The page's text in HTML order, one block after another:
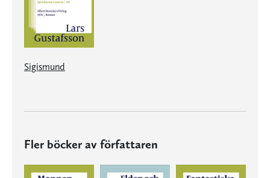
Sigismund
Fler böcker av författaren